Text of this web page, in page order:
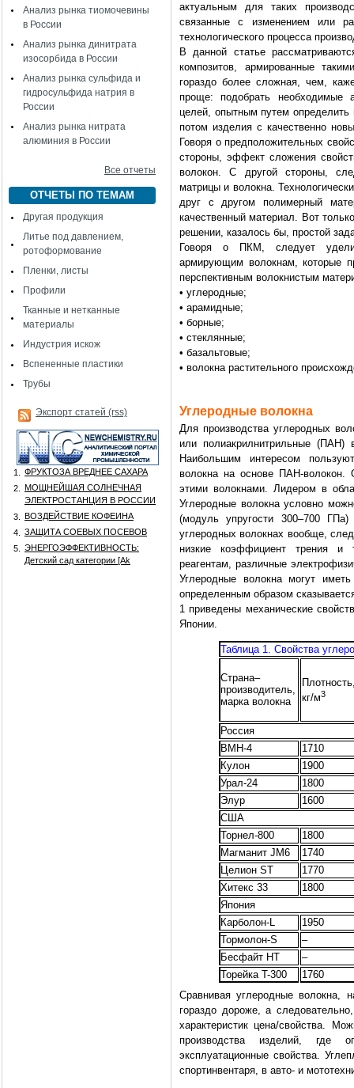
Анализ рынка тиомочевины
в России
Анализ рынка динитрата
изосорбида в России
Анализ рынка сульфида и
гидросульфида натрия в
России
Анализ рынка нитрата
алюминия в России
Все отчеты
ОТЧЕТЫ ПО ТЕМАМ
Другая продукция
Литье под давлением,
ротоформование
Пленки, листы
Профили
Тканные и нетканные
материалы
Индустрия искож
Вспененные пластики
Трубы
Экспорт статей (rss)
1.
ФРУКТОЗА ВРЕДНЕЕ САХАРА
2.
МОЩНЕЙШАЯ СОЛНЕЧНАЯ
ЭЛЕКТРОСТАНЦИЯ В РОССИИ
3.
ВОЗДЕЙСТВИЕ КОФЕИНА
4.
ЗАЩИТА СОЕВЫХ ПОСЕВОВ
5.
ЭНЕРГОЭФФЕКТИВНОСТЬ:
Детский сад категории [Аk
актуальным для таких
связанные с изменением или
технологического процесса
В данной статье
композитов, армированные
гораздо более сложная, чем,
проще: подобрать необходимые
целей, опытным путем определить
потом изделия с качественно
Говоря о предположительных
стороны, эффект сложения
волокон. С другой стороны,
матрицы и волокна.
друг с другом полимерный
качественный материал. Вот
решении, казалось бы, простой
Говоря о ПКМ, следует
армирующим волокнам, которые
перспективным волокнистым
• углеродные;
• арамидные;
• борные;
• стеклянные;
• базальтовые;
• волокна растительного
Углеродные волокна
Для производства углеродных
или полиакрилнитрильные (ПАН)
Наибольшим интересом
волокна на основе ПАН-волокон.
этими волокнами. Лидером в
Углеродные волокна условно
(модуль упругости 300–700
углеродных волокнах вообще,
низкие коэффициент трения и
реагентам, различные
Углеродные волокна могут
определенным образом
1 приведены механические
Японии.
Таблица 1. Свойства
Страна–
производитель,
марка волокна
кг/м3
Россия
ВМН-4
1710
Кулон
1900
Урал-24
1800
Элур
1600
США
Торнел-800
1800
Магманит JM6
1740
Целион ST
1770
Хитекс 33
1800
Япония
Карболон-L
1950
Тормолон-S
–
Бесфайт HT
–
Торейка T-300
1760
Сравнивая углеродные волокна,
гораздо дороже, а
характеристик цена/свойства.
производства изделий,
эксплуатационные свойства.
спортинвентаря, в авто- и